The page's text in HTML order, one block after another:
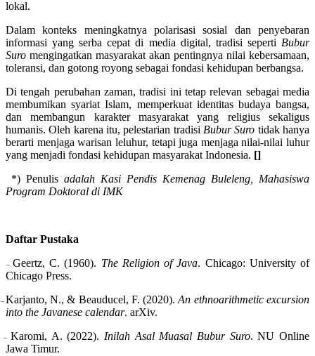
lokal.
Dalam konteks meningkatnya polarisasi sosial dan penyebaran
informasi yang serba cepat di media digital, tradisi seperti Bubur
Suro mengingatkan masyarakat akan pentingnya nilai kebersamaan,
toleransi, dan gotong royong sebagai fondasi kehidupan berbangsa.
Di tengah perubahan zaman, tradisi ini tetap relevan sebagai media
membumikan syariat Islam, memperkuat identitas budaya bangsa,
dan membangun karakter masyarakat yang religius sekaligus
humanis. Oleh karena itu, pelestarian tradisi Bubur Suro tidak hanya
berarti menjaga warisan leluhur, tetapi juga menjaga nilai-nilai luhur
yang menjadi fondasi kehidupan masyarakat Indonesia. []
*) Penulis adalah Kasi Pendis Kemenag Buleleng, Mahasiswa
Program Doktoral di IMK
Daftar Pustaka
Geertz, C. (1960). The Religion of Java. Chicago: University of
Chicago Press.
Karjanto, N., & Beauducel, F. (2020).An ethnoarithmetic excursion
into the Javanese calendar. arXiv.
Karomi, A. (2022). Inilah Asal Muasal Bubur Suro. NU Online
Jawa Timur.